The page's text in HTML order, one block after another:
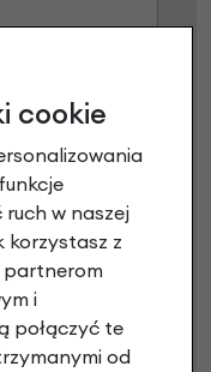
cookie
ruch w naszej
korzystasz z
partnerom
i
połączyć te
od